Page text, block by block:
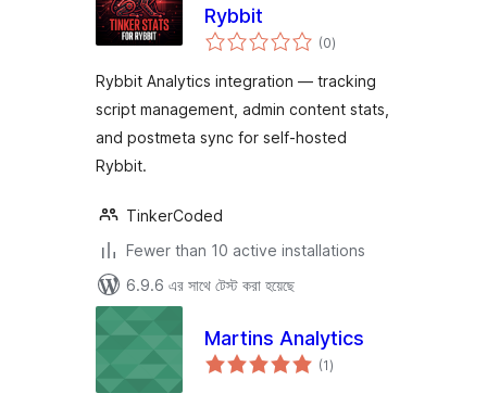
Rybbit
(0total
ratings
)
Rybbit Analytics integration — tracking
script management, admin content stats,
and postmeta sync for self-hosted
Rybbit.
TinkerCoded
Fewer than 10 active installations
6.9.6 এর সাথে টেস্ট করা হয়েছে
Martins Analytics
(1total
ratings
)